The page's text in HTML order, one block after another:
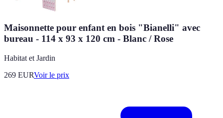
Maisonnette pour enfant en bois "Bianelli" avec
bureau - 114 x 93 x 120 cm - Blanc / Rose
Habitat et Jardin
269 EURVoir le prix